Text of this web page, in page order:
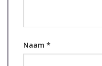
Naam *